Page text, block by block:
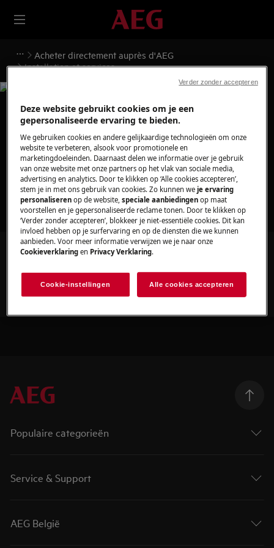
Acheter directement auprès d'AEG
Installation et services
Ondersteuning voor
Installation et services
Zoek tussen onze ondersteuningsartikelen
Populaire categorieën
Service & Support
AEG België
Deze website gebruikt cookies om je een
gepersonaliseerde ervaring te bieden.
We gebruiken cookies en andere gelijkaardige technologieën om onze
website te verbeteren, alsook voor promotionele en
marketingdoeleinden. Daarnaast delen we informatie over je gebruik
van onze website met onze partners op het vlak van sociale media,
advertising en analytics. Door te klikken op ‘Alle cookies accepteren’,
stem je in met ons gebruik van cookies. Zo kunnen weje ervaring
personaliseren op de website,speciale aanbiedingen op maat
voorstellen en je gepersonaliseerde reclame tonen. Door te klikken op
‘Verder zonder accepteren’, blokkeer je niet-essentiële cookies. Dit kan
invloed hebben op je surfervaring en op de diensten die we kunnen
aanbieden. Voor meer informatie verwijzen we je naar onze
Cookieverklaring en Privacy Verklaring.
Cookie-instellingen Alle cookies accepteren
Verder zonder accepteren